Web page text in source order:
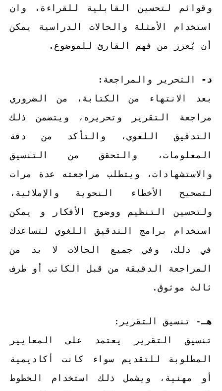
وقوائم لتحسين القابلية للقراءة، وان
استخدام الأمثلة والحالات الدراسية يمكن
أن يُعزز من فهم القارئ للموضوع.
د- التحرير والمراجعة:
بعد الانتهاء من الكتابة، من الضروري
مراجعة التقرير وتحريره، ويتضمن ذلك
التدقيق اللغوي، والتأكد من دقة
المعلومات، والتحقق من التنسيق
والاستشهادات، ويتطلب مراجعته عدة مرات
لتصحيح الأخطاء النحوية والإملائية،
ولتحسين التنظيم ووضوح الأفكار و يمكن
استخدام برامج التدقيق اللغوي لتساعدك
في ذلك، وفي جميع الحالات لا بد من
المراجعة الدقيقة من قبل الكاتب أو طرف
ثالث موثوق.
هـ- تنسيق التقرير:
تنسيق التقرير يعتمد على المعايير
المطلوبة للتقديم سواء كانت أكاديمية
أو مهنية، ويشمل ذلك استخدام الخطوط